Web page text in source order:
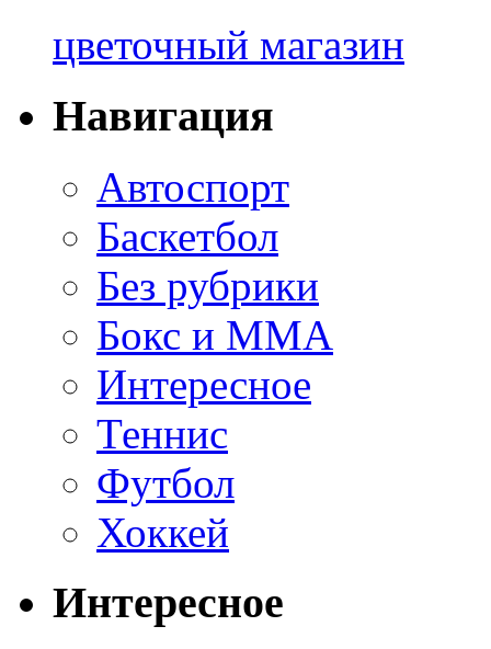
цветочный магазин
Навигация
Автоспорт
Баскетбол
Без рубрики
Бокс и ММА
Интересное
Теннис
Футбол
Хоккей
Интересное